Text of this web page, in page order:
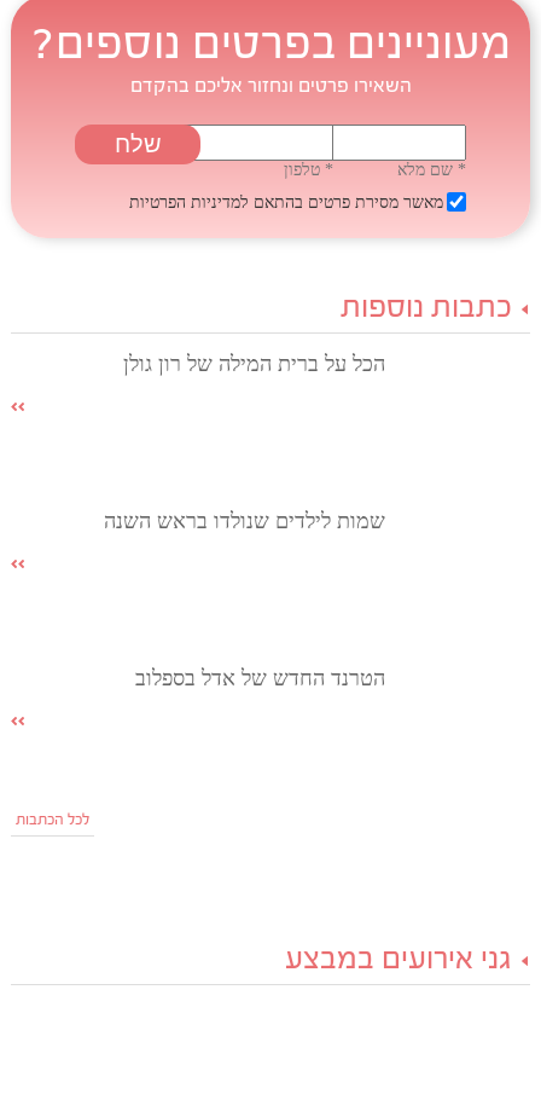
מעוניינים בפרטים נוספים?
השאירו פרטים ונחזור אליכם בהקדם
* שם מלא
* טלפון
מאשר מסירת פרטים בהתאם למדיניות הפרטיות
כתבות נוספות
הכל על ברית המילה של רון גולן
שמות לילדים שנולדו בראש השנה
הטרנד החדש של אדל בספלוב
לכל הכתבות
גני אירועים במבצע